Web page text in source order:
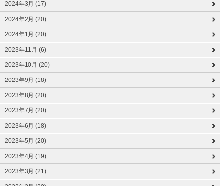
2024年3月 (17)
2024年2月 (20)
2024年1月 (20)
2023年11月 (6)
2023年10月 (20)
2023年9月 (18)
2023年8月 (20)
2023年7月 (20)
2023年6月 (18)
2023年5月 (20)
2023年4月 (19)
2023年3月 (21)